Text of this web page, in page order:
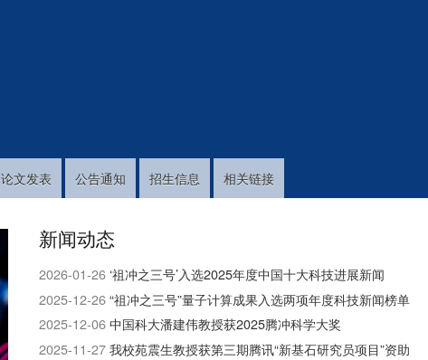
论文发表 公告通知 招生信息 相关链接
新闻动态
2026-01-26 ‘祖冲之三号’入选2025年度中国十大科技进展新闻
2025-12-26“祖冲之三号”量子计算成果入选两项年度科技新闻榜单
2025-12-06中国科大潘建伟教授获2025腾冲科学大奖
2025-11-27我校苑震生教授获第三期腾讯“新基石研究员项目”资助